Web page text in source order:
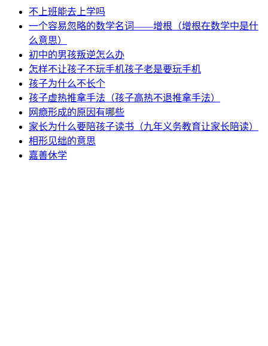
不上班能去上学吗
一个容易忽略的数学名词——增根（增根在数学中是什
么意思）
初中的男孩叛逆怎么办
怎样不让孩子不玩手机孩子老是要玩手机
孩子为什么不长个
孩子虚热推拿手法（孩子高热不退推拿手法）
网瘾形成的原因有哪些
家长为什么要陪孩子读书（九年义务教育让家长陪读）
相形见绌的意思
嘉善休学